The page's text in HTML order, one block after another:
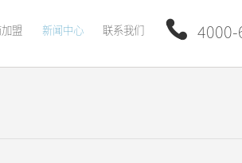
盟 新闻中心 联系我们